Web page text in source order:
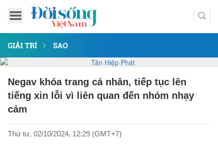
GIẢI TRÍ SAO
Negav khóa trang cá nhân, tiếp tục lên
tiếng xin lỗi vì liên quan đến nhóm nhạy
cảm
Thứ tư, 02/10/2024, 12:29 (GMT+7)